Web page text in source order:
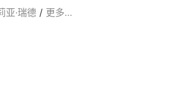
亚·瑞德/ 更多…